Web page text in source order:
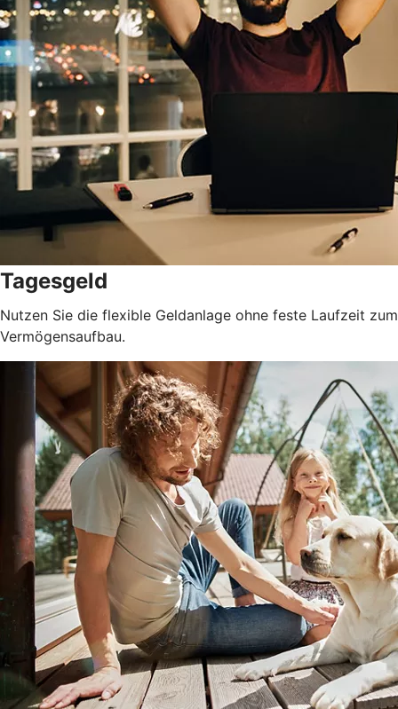
Tagesgeld
Nutzen Sie die flexible Geldanlage ohne feste Laufzeit zum
Vermögensaufbau.